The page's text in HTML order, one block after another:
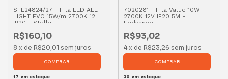
STL24824/27 - Fita LED ALL
LIGHT EVO 15W/m 2700K 12V
IP20 - Stella
R$160,10
8 x de R$20,01 sem juros
17 em estoque
7020281 - Fita Value 10W
2700K 12V IP20 5M -
Ledvance
R$93,02
4 x de R$23,26 sem juros
30 em estoque